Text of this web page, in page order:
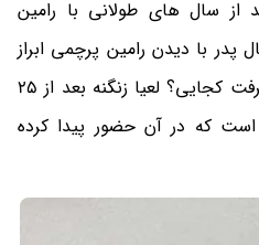
از سال های طولانی با رامین
پدر با دیدن رامین پرچمی ابراز
خوشحالی نمود و گفت بی معرفت کجایی؟ لعیا زنگنه بعد از 25
است که در آن حضور پیدا کرده‌